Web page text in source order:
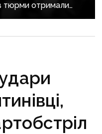
тюрми отримали
на боці рф